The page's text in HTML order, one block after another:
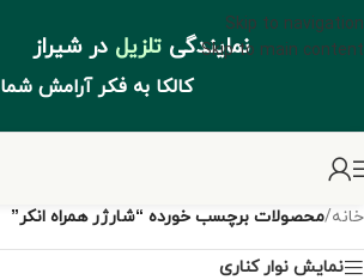
Skip to navigation
Skip to main content
نمایندگی تلزیل در شیراز
کالکا به فکر آرامش شما
خانه/محصولات برچسب خورده “شارژر همراه انکر”
نمایش نوار کناری